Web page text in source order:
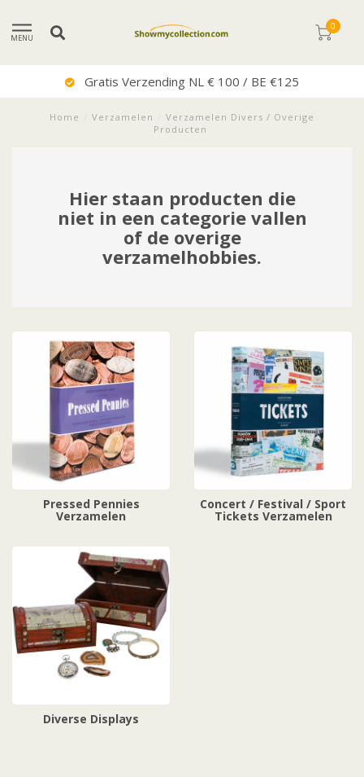
MENU
0
Gratis Verzending NL € 100 / BE €125
Home Verzamelen
Verzamelen Divers / Overige
Producten
Hier staan producten die
niet in een categorie vallen
of de overige
verzamelhobbies.
Pressed Pennies
Verzamelen
Concert / Festival / Sport
Tickets Verzamelen
Diverse Displays